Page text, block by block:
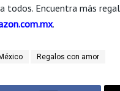
todos. Encuentra más
.
Regalos con amor